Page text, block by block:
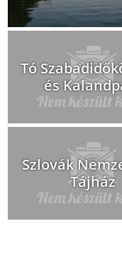
Tó
és
Szlovák
Tájház